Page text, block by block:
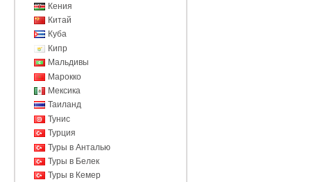
Кения
Китай
Куба
Кипр
Мальдивы
Марокко
Мексика
Таиланд
Тунис
Турция
Туры в Анталью
Туры в Белек
Туры в Кемер